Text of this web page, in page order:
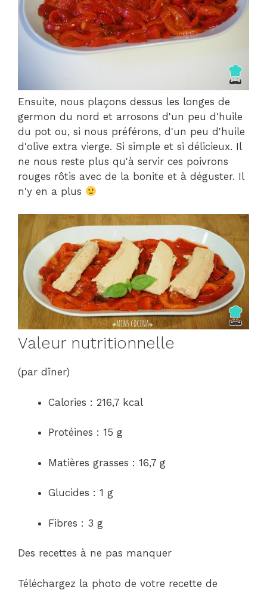
Ensuite, nous plaçons dessus les longes de
germon du nord et arrosons d'un peu d'huile
du pot ou, si nous préférons, d'un peu d'huile
d'olive extra vierge. Si simple et si délicieux. Il
ne nous reste plus qu'à servir ces poivrons
rouges rôtis avec de la bonite et à déguster. Il
n'y en a plus
Valeur nutritionnelle
(par dîner)
Calories : 216,7 kcal
Protéines : 15 g
Matières grasses : 16,7 g
Glucides : 1 g
Fibres : 3 g
Des recettes à ne pas manquer
Téléchargez la photo de votre recette de